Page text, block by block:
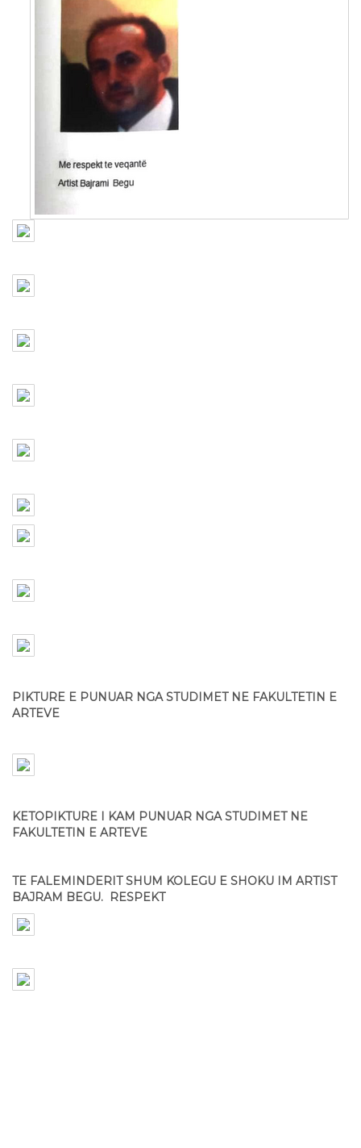
PIKTURE E PUNUAR NGA STUDIMET NE FAKULTETIN E
ARTEVE
KETOPIKTURE I KAM PUNUAR NGA STUDIMET NE
FAKULTETIN E ARTEVE
TE FALEMINDERIT SHUM KOLEGU E SHOKU IM ARTIST
BAJRAM BEGU. RESPEKT